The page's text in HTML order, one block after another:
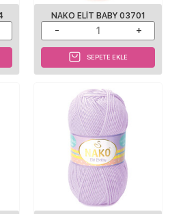
NAKO ELIT BABY 03701
SEPETE EKLE